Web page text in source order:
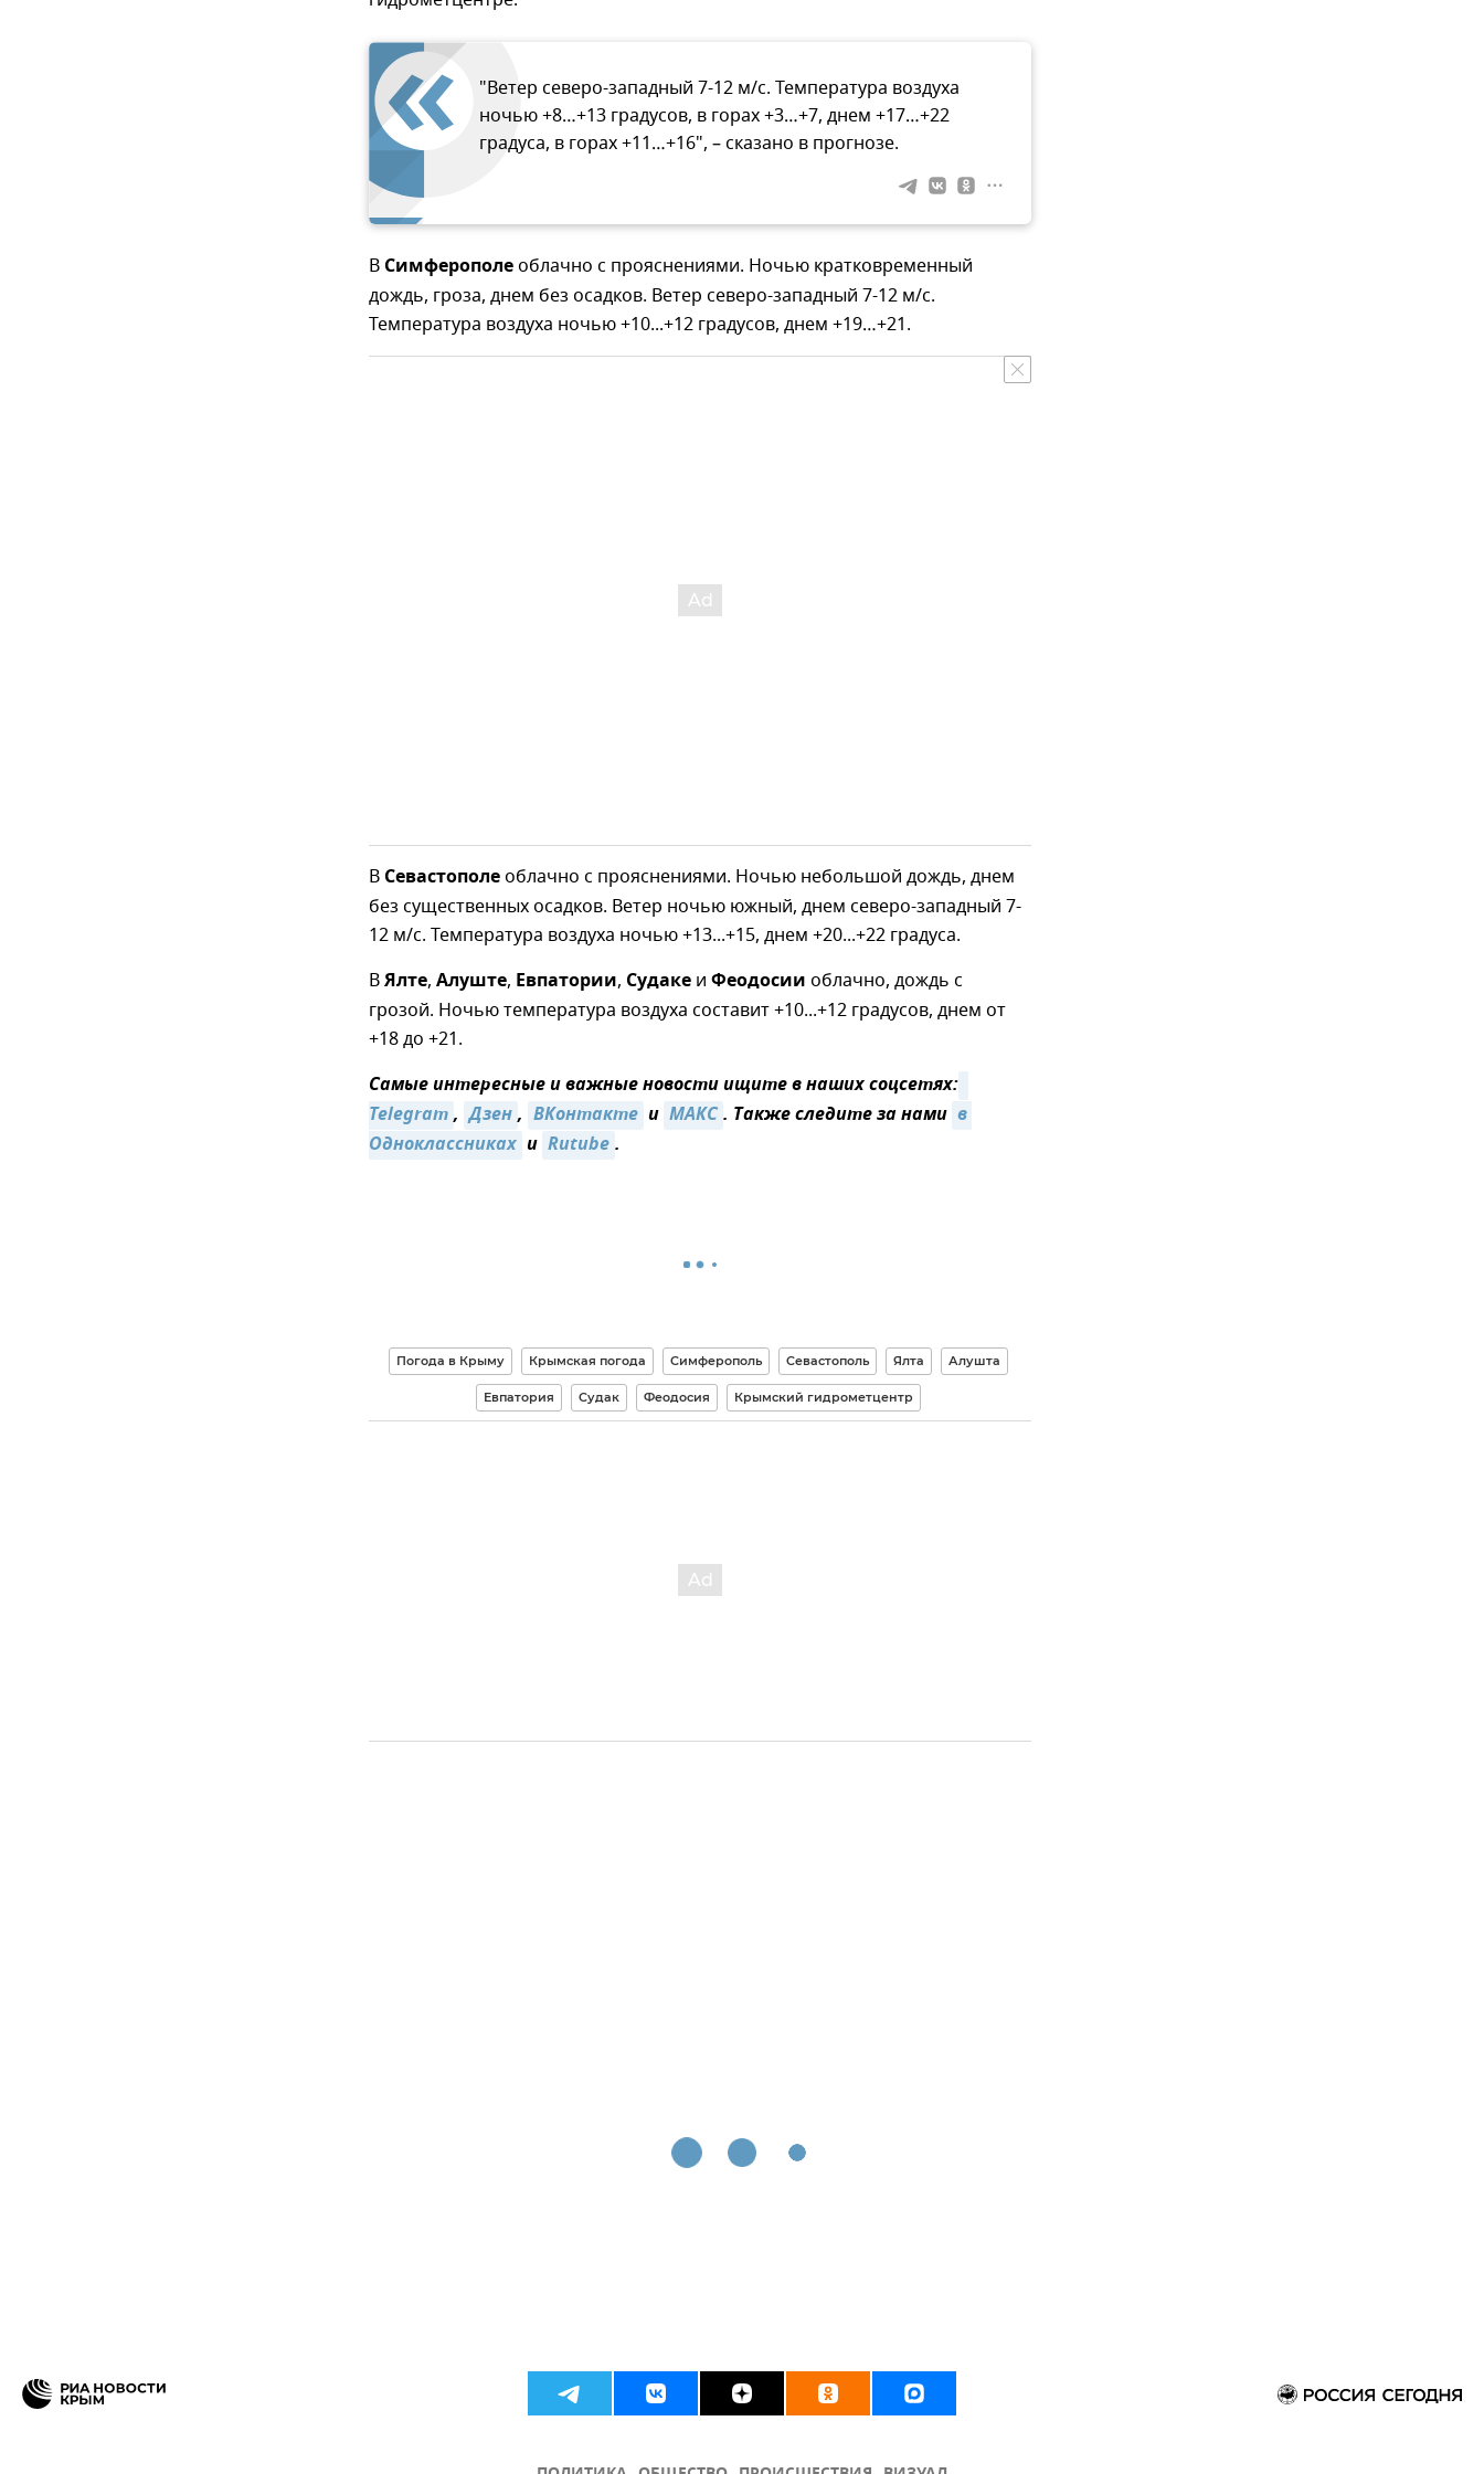
"Ветер северо-западный 7-12 м/с. Температура воздуха
ночью +8…+13 градусов, в горах +3…+7, днем +17…+22
градуса, в горах +11…+16", – сказано в прогнозе.
В Симферополе облачно с прояснениями. Ночью кратковременный
дождь, гроза, днем без осадков. Ветер северо-западный 7-12 м/с.
Температура воздуха ночью +10...+12 градусов, днем +19…+21.
В Севастополе облачно с прояснениями. Ночью небольшой дождь, днем
без существенных осадков. Ветер ночью южный, днем северо-западный 7-
12 м/с. Температура воздуха ночью +13...+15, днем +20...+22 градуса.
ВЯлте, Алуште, Евпатории, Судаке и Феодосии облачно, дождь с
грозой. Ночью температура воздуха составит +10...+12 градусов, днем от
+18 до +21.
Самые интересные и важные новости ищите в наших соцсетях:
Telegram, Дзен, ВКонтакте и MAКС. Также следите за нами в
Одноклассниках и Rutube.
Погода в Крыму Крымская погода Симферополь Севастополь Ялта Алушта
Евпатория Судак Феодосия Крымский гидрометцентр